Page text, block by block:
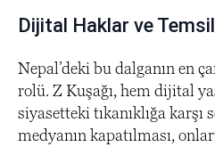
Dijital Haklar ve
Nepal’deki bu dalganın en
rolü. Z Kuşağı, hem dijital
siyasetteki tıkanıklığa karşı
medyanın kapatılması,